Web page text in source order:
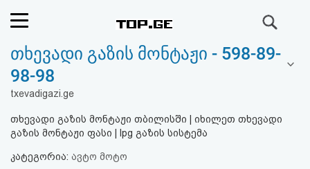
რეიტინგი
(მთავარი)
ფოსტა
კითხვა-
თხევადი გაზის მონტაჟი - 598-89-
98-98
txevadigazi.ge
თხევადი გაზის მონტაჟი თბილისში | იხილეთ თხევადი
გაზის მონტაჟი ფასი | lpg გაზის სისტემა
კატეგორია: ავტო მოტო